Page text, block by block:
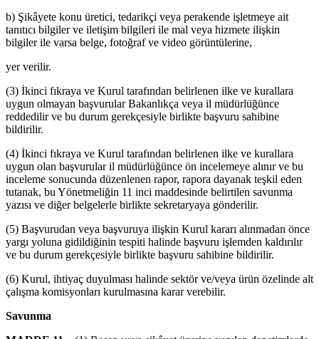
b) Şikâyete konu üretici, tedarikçi veya perakende işletmeye ait
tanıtıcı bilgiler ve iletişim bilgileri ile mal veya hizmete ilişkin
bilgiler ile varsa belge, fotoğraf ve video görüntülerine,
yer verilir.
(3) İkinci fıkraya ve Kurul tarafından belirlenen ilke ve kurallara
uygun olmayan başvurular Bakanlıkça veya il müdürlüğünce
reddedilir ve bu durum gerekçesiyle birlikte başvuru sahibine
bildirilir.
(4) İkinci fıkraya ve Kurul tarafından belirlenen ilke ve kurallara
uygun olan başvurular il müdürlüğünce ön incelemeye alınır ve bu
inceleme sonucunda düzenlenen rapor, rapora dayanak teşkil eden
tutanak, bu Yönetmeliğin 11 inci maddesinde belirtilen savunma
yazısı ve diğer belgelerle birlikte sekretaryaya gönderilir.
(5) Başvurudan veya başvuruya ilişkin Kurul kararı alınmadan önce
yargı yoluna gidildiğinin tespiti halinde başvuru işlemden kaldırılır
ve bu durum gerekçesiyle birlikte başvuru sahibine bildirilir.
(6) Kurul, ihtiyaç duyulması halinde sektör ve/veya ürün özelinde alt
çalışma komisyonları kurulmasına karar verebilir.
Savunma